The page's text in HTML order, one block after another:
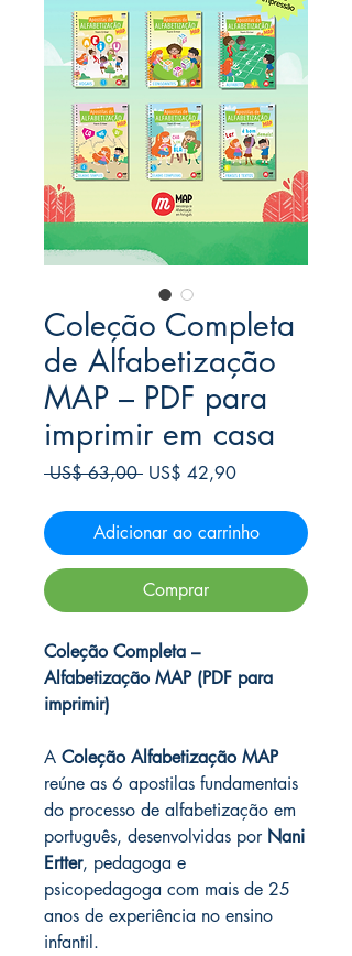
Coleção Completa
de Alfabetização
MAP – PDF para
imprimir em casa
US$ 63,00 Preço
US$ 42,90Preço
Adicionar ao carrinho
Comprar
Coleção Completa –
Alfabetização MAP (PDF para
imprimir)
A Coleção Alfabetização MAP
reúne as 6 apostilas fundamentais
do processo de alfabetização em
português, desenvolvidas por Nani
Ertter, pedagoga e
psicopedagoga com mais de 25
anos de experiência no ensino
infantil.